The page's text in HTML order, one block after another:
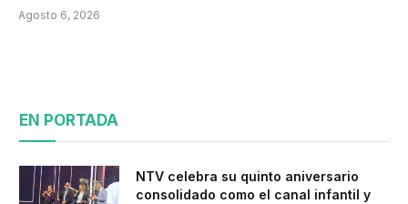
Agosto 6, 2026
EN PORTADA
NTV celebra su quinto aniversario
consolidado como el canal infantil y